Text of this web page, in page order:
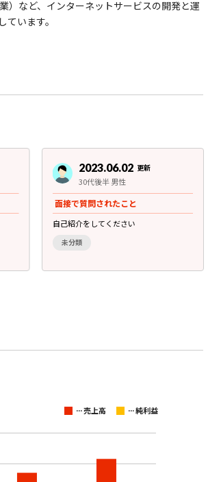
）など、インターネットサービスの開発と運
います。
2023.06.02 更新
30代後半 男性
面接で質問されたこと
自己紹介をしてください
未分類
...売上高 ...純利益